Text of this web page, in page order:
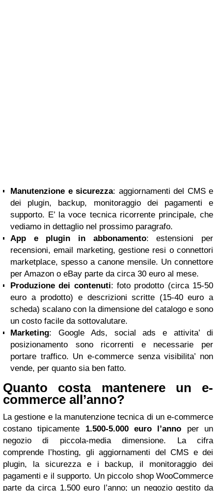
Manutenzione e sicurezza: aggiornamenti del CMS e
dei plugin, backup, monitoraggio dei pagamenti e
supporto. E’ la voce tecnica ricorrente principale, che
vediamo in dettaglio nel prossimo paragrafo.
App e plugin in abbonamento: estensioni per
recensioni, email marketing, gestione resi o connettori
marketplace, spesso a canone mensile. Un connettore
per Amazon o eBay parte da circa 30 euro al mese.
Produzione dei contenuti: foto prodotto (circa 15-50
euro a prodotto) e descrizioni scritte (15-40 euro a
scheda) scalano con la dimensione del catalogo e sono
un costo facile da sottovalutare.
Marketing: Google Ads, social ads e attivita’ di
posizionamento sono ricorrenti e necessarie per
portare traffico. Un e-commerce senza visibilita’ non
vende, per quanto sia ben fatto.
Quanto costa mantenere un e-
commerce all’anno?
La gestione e la manutenzione tecnica di un e-commerce
costano tipicamente 1.500-5.000 euro l’anno per un
negozio di piccola-media dimensione. La cifra
comprende l’hosting, gli aggiornamenti del CMS e dei
plugin, la sicurezza e i backup, il monitoraggio dei
pagamenti e il supporto. Un piccolo shop WooCommerce
parte da circa 1.500 euro l’anno; un negozio gestito da